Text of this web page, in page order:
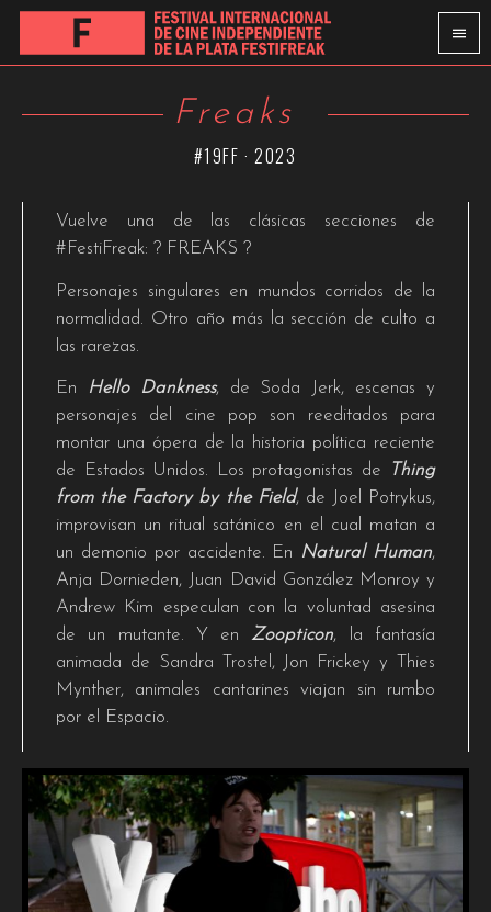
Freaks
#19FF · 2023
Vuelve una de las clásicas secciones de
#FestiFreak: ? FREAKS ?
Personajes singulares en mundos corridos de la
normalidad. Otro año más la sección de culto a
las rarezas.
En Hello Dankness, de Soda Jerk, escenas y
personajes del cine pop son reeditados para
montar una ópera de la historia política reciente
de Estados Unidos. Los protagonistas de
Thing
from the Factory by the Field, de Joel Potrykus,
improvisan un ritual satánico en el cual matan a
un demonio por accidente. En Natural Human,
Anja Dornieden, Juan David González Monroy y
Andrew Kim especulan con la voluntad asesina
de un mutante. Y enZoopticon, la fantasía
animada de Sandra Trostel, Jon Frickey y Thies
Mynther, animales cantarines viajan sin rumbo
por el Espacio.